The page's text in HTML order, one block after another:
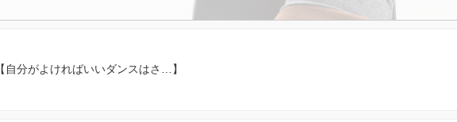
【自分がよければいいダンスはさ…】